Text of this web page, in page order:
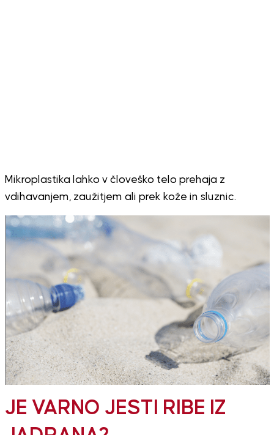
Mikroplastika lahko v človeško telo prehaja z
vdihavanjem, zaužitjem ali prek kože in sluznic.
JE VARNO JESTI RIBE IZ